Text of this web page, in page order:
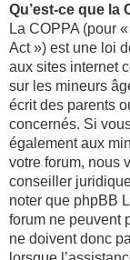
Qu’est-ce que la
La COPPA (pour
Act ») est une loi
aux sites internet
sur les mineurs
écrit des parents
concernés. Si
également aux
votre forum, nous
conseiller
noter que phpBB
forum ne peuvent
ne doivent donc